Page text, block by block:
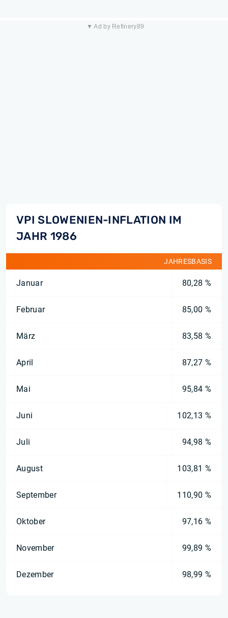
▼ Ad by Refinery89
VPI SLOWENIEN-INFLATION IM
JAHR 1986
JAHRESBASIS
Januar 80,28 %
Februar 85,00 %
März 83,58 %
April 87,27 %
Mai 95,84 %
Juni 102,13 %
Juli 94,98 %
August 103,81 %
September 110,90 %
Oktober 97,16 %
November 99,89 %
Dezember 98,99 %